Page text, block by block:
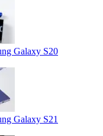
Galaxy S20
Galaxy S21